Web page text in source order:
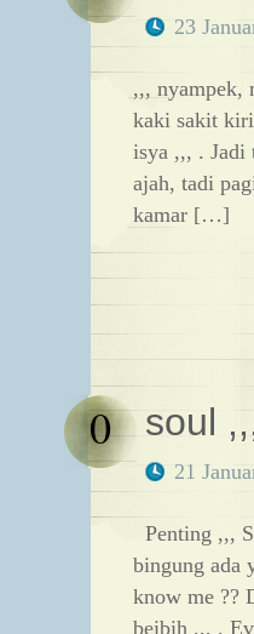
23
,,, nyampek,
kaki sakit
isya ,,, . Jadi
ajah, tadi
kamar […]
soul
21
0
Penting ,,,
bingung ada
know me ??
beibih ,,, .